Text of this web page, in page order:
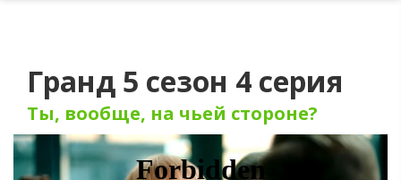
Гранд 5 сезон 4 серия
Ты, вообще, на чьей стороне?